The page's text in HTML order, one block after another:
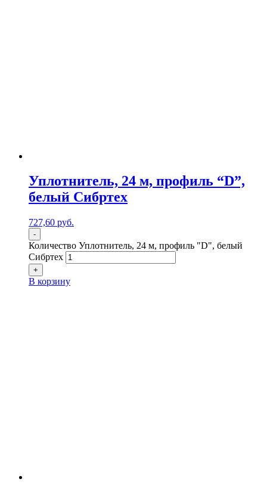
Уплотнитель, 24 м, профиль “D”,
белый Сибртех
727,60 руб.
-
Количество Уплотнитель, 24 м, профиль "D", белый
Сибртех
+
В корзину